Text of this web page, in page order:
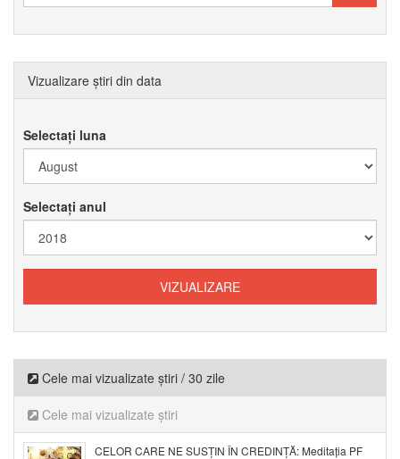
Vizualizare știri din data
Selectați luna
Selectați anul
Cele mai vizualizate știri / 30 zile
Cele mai vizualizate știri
CELOR CARE NE SUSȚIN ÎN CREDINȚĂ: Meditația PF